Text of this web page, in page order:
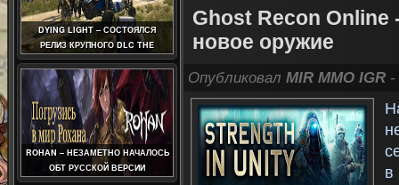
DYING LIGHT – СОСТОЯЛСЯ
РЕЛИЗ КРУПНОГО DLC THE
FOLLOWING
ROHAN – НЕЗАМЕТНО НАЧАЛОСЬ
ОБТ РУССКОЙ ВЕРСИИ
Ghost Recon Online
новое оружие
Опубликовал MIR MMO IGR -
в